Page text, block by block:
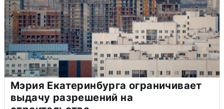
Мэрия Екатеринбурга ограничивает
выдачу разрешений на